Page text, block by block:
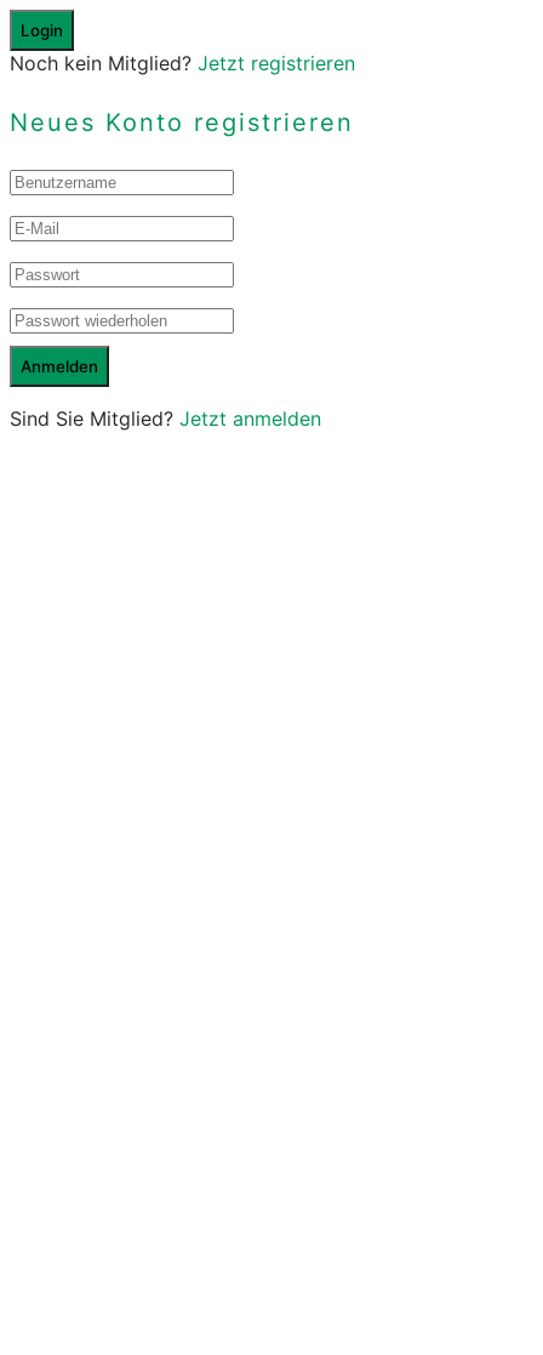
Noch kein Mitglied? Jetzt registrieren
Neues Konto registrieren
Sind Sie Mitglied? Jetzt anmelden